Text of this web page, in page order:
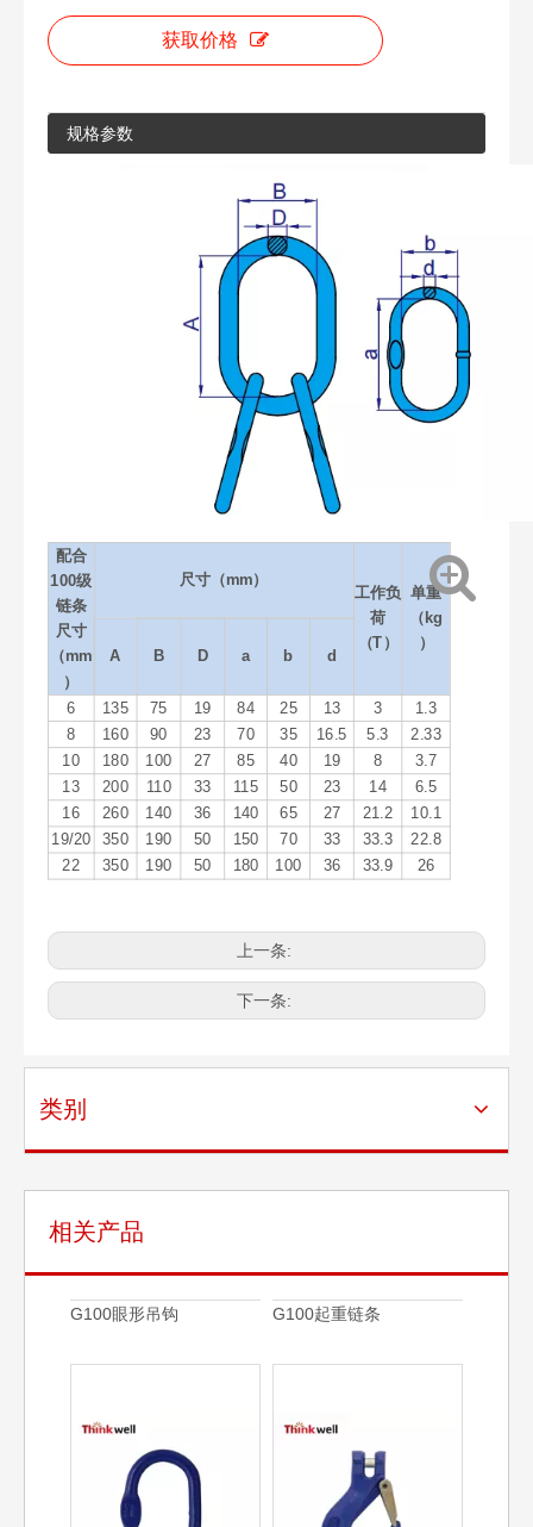
获取价格
规格参数
配合
100级
链条
尺寸
（mm
）
尺寸（mm）
工作负
荷
（T）
单重
（kg
）
A B D a b d
6 135 75 19 84 25 13 3 1.3
8 160 90 23 70 35 16.5 5.3
2.33
10
180 100 27 85 40 19 8
3.7
13
200 110 33 115 50 23 14 6.5
16 260 140 36 140 65 27 21.2
10.1
19/20
350 190 50 150 70 33 33.3
22.8
22
350 190 50 180 100 36 33.9 26
上一条:
下一条:
类别
相关产品
G100眼形吊钩